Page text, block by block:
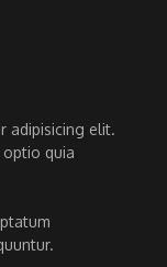
adipisicing elit.
quia